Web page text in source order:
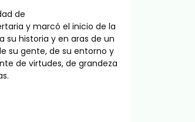
de
y marcó el inicio de la
historia y en aras de un
su gente, de su entorno y
de virtudes, de grandeza